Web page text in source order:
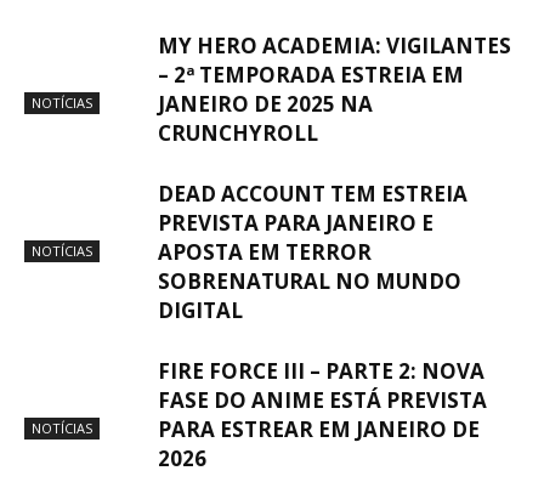
NOTÍCIAS
MY HERO ACADEMIA: VIGILANTES
– 2ª TEMPORADA ESTREIA EM
JANEIRO DE 2025 NA
CRUNCHYROLL
NOTÍCIAS
DEAD ACCOUNT TEM ESTREIA
PREVISTA PARA JANEIRO E
APOSTA EM TERROR
SOBRENATURAL NO MUNDO
DIGITAL
NOTÍCIAS
FIRE FORCE III – PARTE 2: NOVA
FASE DO ANIME ESTÁ PREVISTA
PARA ESTREAR EM JANEIRO DE
2026